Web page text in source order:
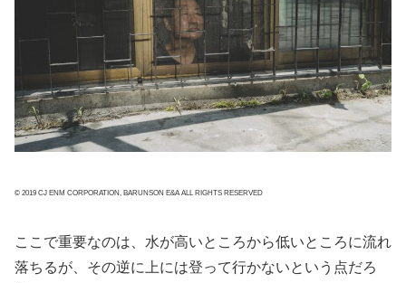
© 2019 CJ ENM CORPORATION, BARUNSON E&A ALL RIGHTS RESERVED
ここで重要なのは、水が高いところから低いところに流れ
落ちるが、その逆に上には登って行かないという点だろ